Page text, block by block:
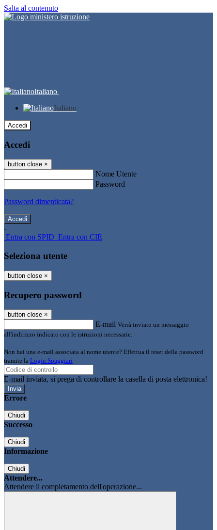
Salta al contenuto
Italiano
Italiano
Accedi
Accedi
button close ×
Nome Utente
Password
Password dimenticata?
-
Entra con SPID Entra con CIE
Seleziona utente
button close ×
Recupero password
button close ×
E-mail Verrà inviato un messaggio
all'indirizzo indicato con le istruzioni necessarie.
Non hai una e-mail associata al nome utente? Effettua il reset della password
tramite la Login Spaggiari
E-mail inviata, si prega di controllare la casella di posta elettronica!
Errore
Chiudi
Successo
Chiudi
Informazione
Chiudi
Attendere...
Attendere il completamento dell'operazione...